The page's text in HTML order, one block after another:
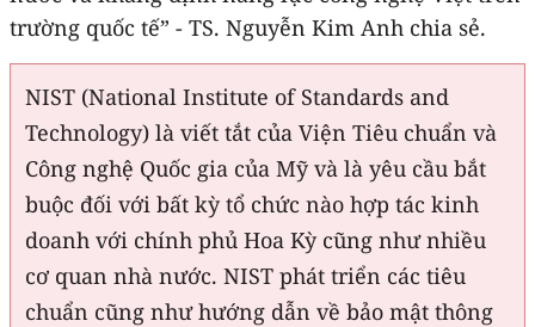
trường quốc tế” - TS. Nguyễn Kim Anh chia sẻ.
NIST (National Institute of Standards and
Technology) là viết tắt của Viện Tiêu chuẩn và
Công nghệ Quốc gia của Mỹ và là yêu cầu bắt
buộc đối với bất kỳ tổ chức nào hợp tác kinh
doanh với chính phủ Hoa Kỳ cũng như nhiều
cơ quan nhà nước. NIST phát triển các tiêu
chuẩn cũng như hướng dẫn về bảo mật thông